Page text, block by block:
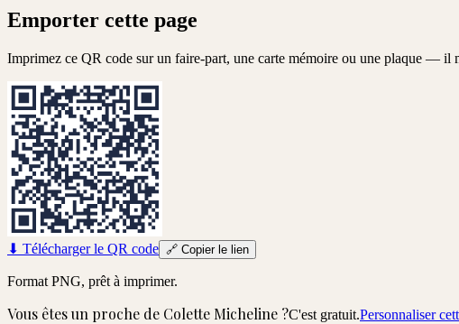
Emporter cette page
Imprimez ce QR code sur un faire-part, une carte mémoire ou une plaque — il
⬇ Télécharger le QR code 🔗 Copier le lien
Format PNG, prêt à imprimer.
Vous êtes un proche de Colette Micheline ?C'est gratuit.Personnaliser